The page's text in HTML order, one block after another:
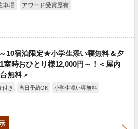
車場 アワード受賞歴有
10宿泊限定★小学生添い寝無料＆夕
室時おひとり様12,000円～！＜屋内
無料＞
付き 当日予約OK 小学生添い寝無料